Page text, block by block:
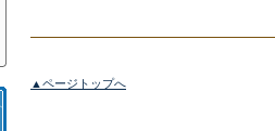
▲ページトップへ